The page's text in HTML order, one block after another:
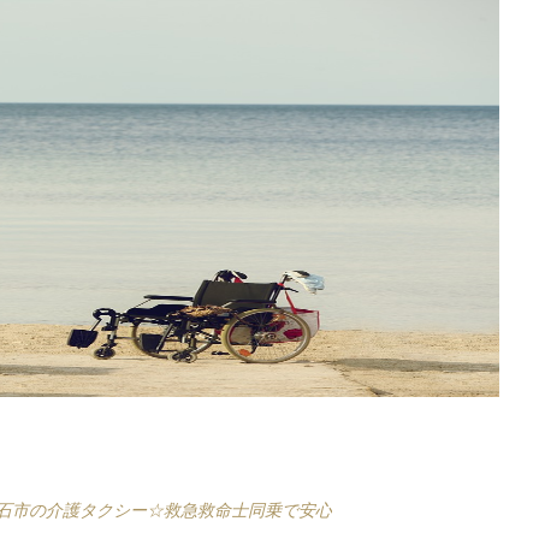
市の介護タクシー☆救急救命士同乗で安心